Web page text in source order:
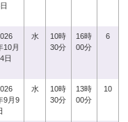
10月
日
水
10時
30分
16時
00分
6
9月9
水
10時
30分
13時
00分
10